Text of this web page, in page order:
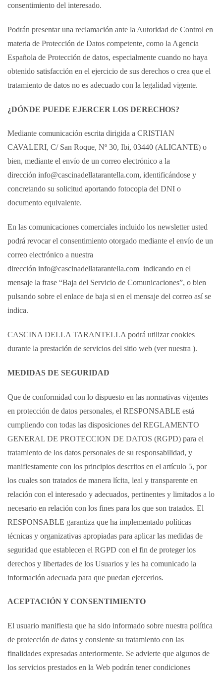
consentimiento del interesado.
Podrán presentar una reclamación ante la Autoridad de Control en
materia de Protección de Datos competente, como la Agencia
Española de Protección de datos, especialmente cuando no haya
obtenido satisfacción en el ejercicio de sus derechos o crea que el
tratamiento de datos no es adecuado con la legalidad vigente.
¿DÓNDE PUEDE EJERCER LOS DERECHOS?
Mediante comunicación escrita dirigida a CRISTIAN
CAVALERI, C/ San Roque, Nº 30, Ibi, 03440 (ALICANTE) o
bien, mediante el envío de un correo electrónico a la
dirección info@cascinadellatarantella.com, identificándose y
concretando su solicitud aportando fotocopia del DNI o
documento equivalente.
En las comunicaciones comerciales incluido los newsletter usted
podrá revocar el consentimiento otorgado mediante el envío de un
correo electrónico a nuestra
dirección info@cascinadellatarantella.com indicando en el
mensaje la frase “Baja del Servicio de Comunicaciones”, o bien
pulsando sobre el enlace de baja si en el mensaje del correo así se
indica.
CASCINA DELLA TARANTELLA podrá utilizar cookies
durante la prestación de servicios del sitio web (ver nuestra ).
MEDIDAS DE SEGURIDAD
Que de conformidad con lo dispuesto en las normativas vigentes
en protección de datos personales, el RESPONSABLE está
cumpliendo con todas las disposiciones del REGLAMENTO
GENERAL DE PROTECCION DE DATOS (RGPD) para el
tratamiento de los datos personales de su responsabilidad, y
manifiestamente con los principios descritos en el artículo 5, por
los cuales son tratados de manera lícita, leal y transparente en
relación con el interesado y adecuados, pertinentes y limitados a lo
necesario en relación con los fines para los que son tratados. El
RESPONSABLE garantiza que ha implementado políticas
técnicas y organizativas apropiadas para aplicar las medidas de
seguridad que establecen el RGPD con el fin de proteger los
derechos y libertades de los Usuarios y les ha comunicado la
información adecuada para que puedan ejercerlos.
ACEPTACIÓN Y CONSENTIMIENTO
El usuario manifiesta que ha sido informado sobre nuestra política
de protección de datos y consiente su tratamiento con las
finalidades expresadas anteriormente. Se advierte que algunos de
los servicios prestados en la Web podrán tener condiciones